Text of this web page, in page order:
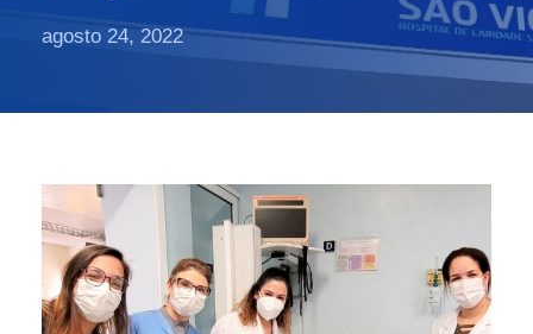
agosto 24, 2022